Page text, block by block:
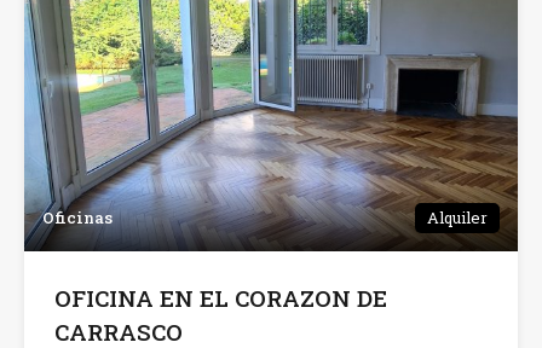
Oficinas Alquiler
OFICINA EN EL CORAZON DE
CARRASCO